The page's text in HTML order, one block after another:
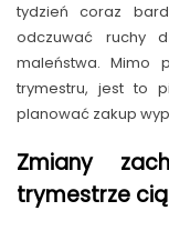
tydzień coraz
odczuwać ruchy
maleństwa. Mimo
trymestru, jest to
planować zakup
Zmiany
trymestrze